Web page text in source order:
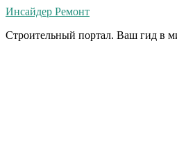
Инсайдер Ремонт
Строительный портал. Ваш гид в